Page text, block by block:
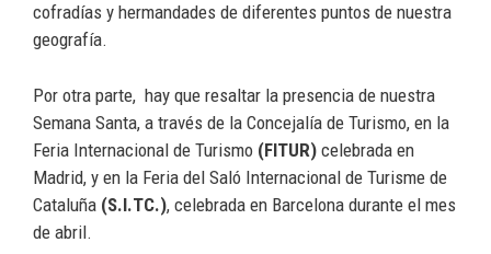
cofradías y hermandades de diferentes puntos de nuestra
geografía.
Por otra parte, hay que resaltar la presencia de nuestra
Semana Santa, a través de la Concejalía de Turismo, en la
Feria Internacional de Turismo (FITUR) celebrada en
Madrid, y en la Feria del Saló Internacional de Turisme de
Cataluña (S.I.TC.), celebrada en Barcelona durante el mes
de abril.